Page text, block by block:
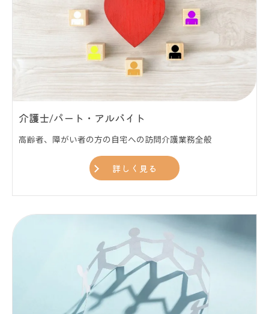
介護士/パート・アルバイト
高齢者、障がい者の方の自宅への訪問介護業務全般
詳しく見る